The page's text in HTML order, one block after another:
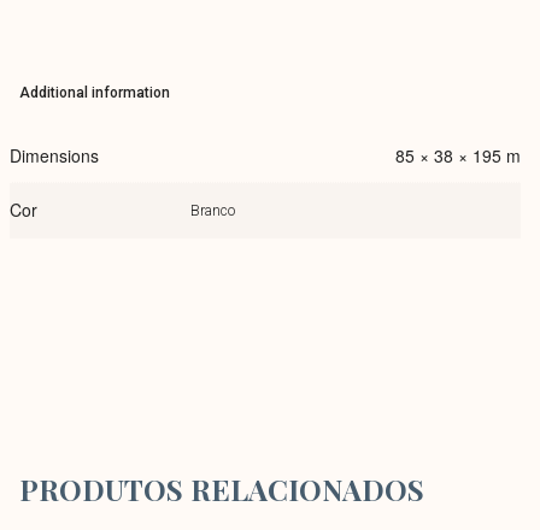
Additional information
Dimensions 85 × 38 × 195 m
Cor Branco
PRODUTOS RELACIONADOS